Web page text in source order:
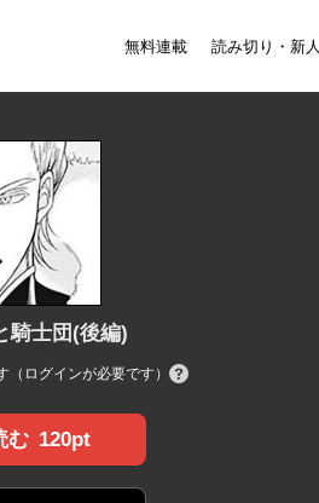
無料連載 読み切り・新人
士団(後編)
（ログインが必要です）
む 120pt